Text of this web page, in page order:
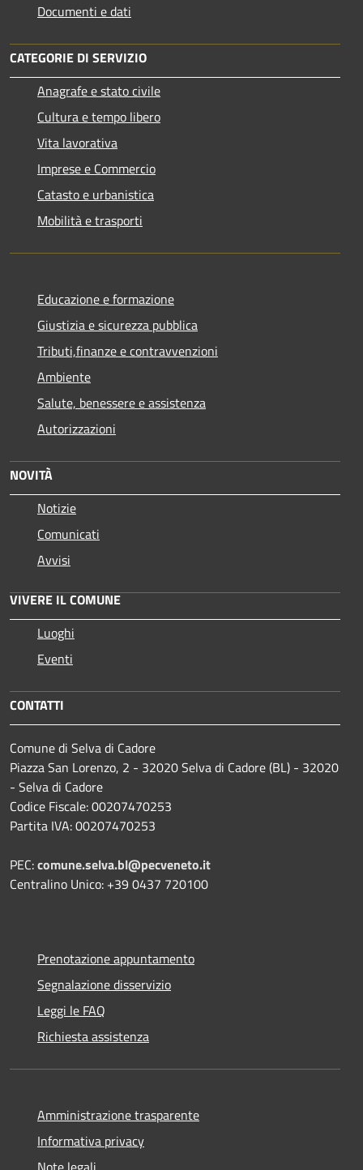
Documenti e dati
CATEGORIE DI SERVIZIO
Anagrafe e stato civile
Cultura e tempo libero
Vita lavorativa
Imprese e Commercio
Catasto e urbanistica
Mobilità e trasporti
Educazione e formazione
Giustizia e sicurezza pubblica
Tributi,finanze e contravvenzioni
Ambiente
Salute, benessere e assistenza
Autorizzazioni
NOVITÀ
Notizie
Comunicati
Avvisi
VIVERE IL COMUNE
Luoghi
Eventi
CONTATTI
Comune di Selva di Cadore
Piazza San Lorenzo, 2 - 32020 Selva di Cadore (BL) - 32020
- Selva di Cadore
Codice Fiscale: 00207470253
Partita IVA: 00207470253
PEC:comune.selva.bl@pecveneto.it
Centralino Unico: +39 0437 720100
Prenotazione appuntamento
Segnalazione disservizio
Leggi le FAQ
Richiesta assistenza
Amministrazione trasparente
Informativa privacy